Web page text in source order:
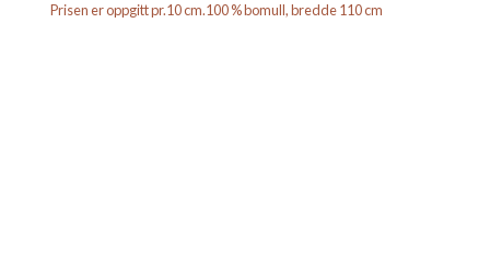
Prisen er oppgitt pr.10 cm.100 % bomull, bredde 110 cm